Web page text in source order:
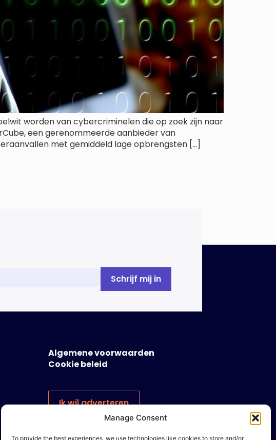
Manage Consent
To provide the best experiences, we use technologies like cookies to store and/or
worden van cybercriminelen die op zoek zijn naar
een gerenommeerde aanbieder van
met gemiddeld lage opbrengsten […]
Algemene voorwaarden
Cookie beleid
Ik wil adverteren